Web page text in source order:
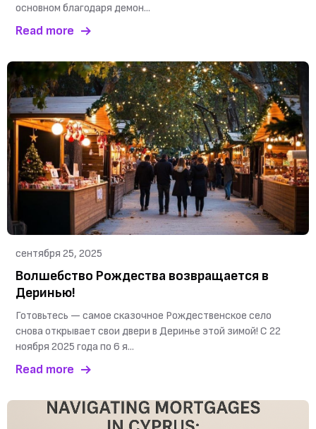
основном благодаря демон...
Read more
сентября 25, 2025
Волшебство Рождества возвращается в
Деринью!
Готовьтесь — самое сказочное Рождественское село
снова открывает свои двери в Деринье этой зимой! С 22
ноября 2025 года по 6 я...
Read more